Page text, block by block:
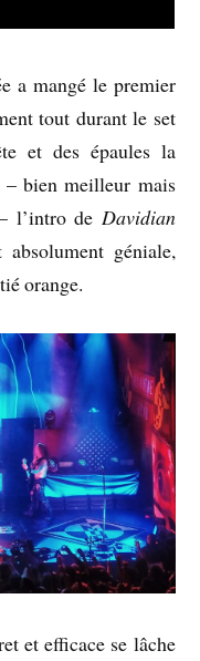
a mangé le premier
tout durant le set
et des épaules la
– bien meilleur mais
l’intro de Davidian
géniale,
orange.
et efficace se lâche